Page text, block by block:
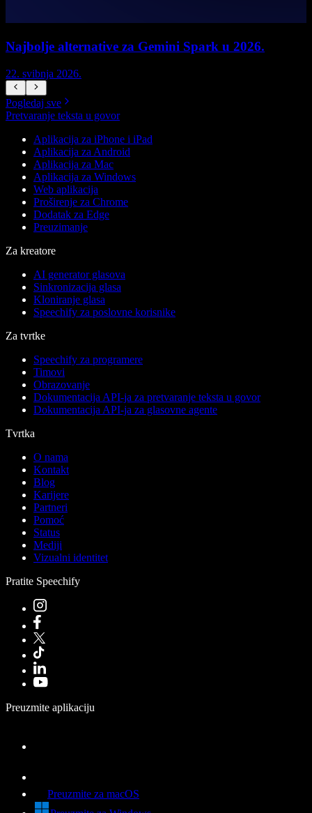
Najbolje alternative za Gemini Spark u 2026.
22. svibnja 2026.
Pogledaj sve
Pretvaranje teksta u govor
Aplikacija za iPhone i iPad
Aplikacija za Android
Aplikacija za Mac
Aplikacija za Windows
Web aplikacija
Proširenje za Chrome
Dodatak za Edge
Preuzimanje
Za kreatore
AI generator glasova
Sinkronizacija glasa
Kloniranje glasa
Speechify za poslovne korisnike
Za tvrtke
Speechify za programere
Timovi
Obrazovanje
Dokumentacija API-ja za pretvaranje teksta u govor
Dokumentacija API-ja za glasovne agente
Tvrtka
O nama
Kontakt
Blog
Karijere
Partneri
Pomoć
Status
Mediji
Vizualni identitet
Pratite Speechify
Preuzmite aplikaciju
Preuzmite za macOS